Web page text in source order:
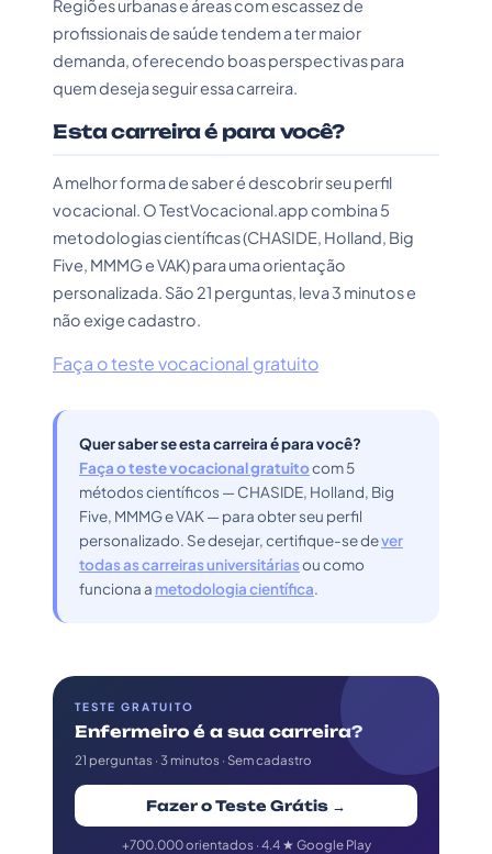
Regiões urbanas e áreas com escassez de
profissionais de saúde tendem a ter maior
demanda, oferecendo boas perspectivas para
quem deseja seguir essa carreira.
Esta carreira é para você?
A melhor forma de saber é descobrir seu perfil
vocacional. O TestVocacional.app combina 5
metodologias científicas (CHASIDE, Holland, Big
Five, MMMG e VAK) para uma orientação
personalizada. São 21 perguntas, leva 3 minutos e
não exige cadastro.
Faça o teste vocacional gratuito
Quer saber se esta carreira é para você?
Faça o teste vocacional gratuitocom 5
métodos científicos — CHASIDE, Holland, Big
Five, MMMG e VAK — para obter seu perfil
personalizado. Se desejar, certifique-se dever
todas as carreiras universitáriasou como
funciona a metodologia científica.
TESTE GRATUITO
Enfermeiro é a sua carreira?
21 perguntas · 3 minutos · Sem cadastro
Fazer o Teste Grátis →
+700.000 orientados · 4.4 ★ Google Play